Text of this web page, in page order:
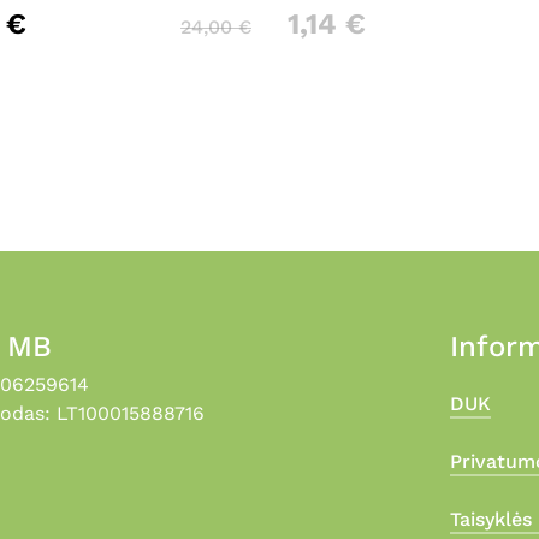
€ 24,00€ 1,14 €
LT100015888716
DUK